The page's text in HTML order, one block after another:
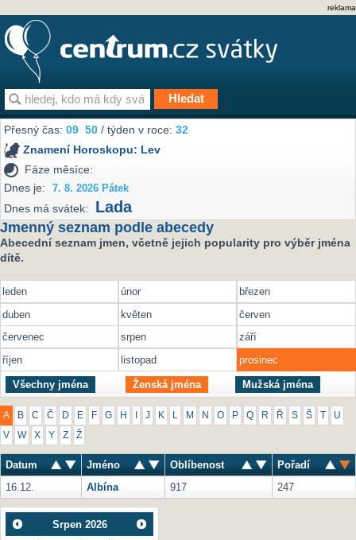
reklama
Přesný čas:09 50 / týden v roce:32
Znamení Horoskopu: Lev
Fáze měsíce:
Dnes je:
7. 8. 2026 Pátek
Dnes má svátek: Lada
Jmenný seznam podle abecedy
Abecední seznam jmen, včetně jejich popularity pro výběr jména
dítě.
leden únor
březen
duben
květen
červen
červenec
srpen
září
říjen
listopad prosinec
Všechny jména Ženská jména Mužská jména
A B C Č D E F G H J K M N O P Q R Ř S Š U
V W X Y Z Ž
Datum Jméno Oblíbenost
Pořadí
16.12.
Albína 917 247
Srpen 2026